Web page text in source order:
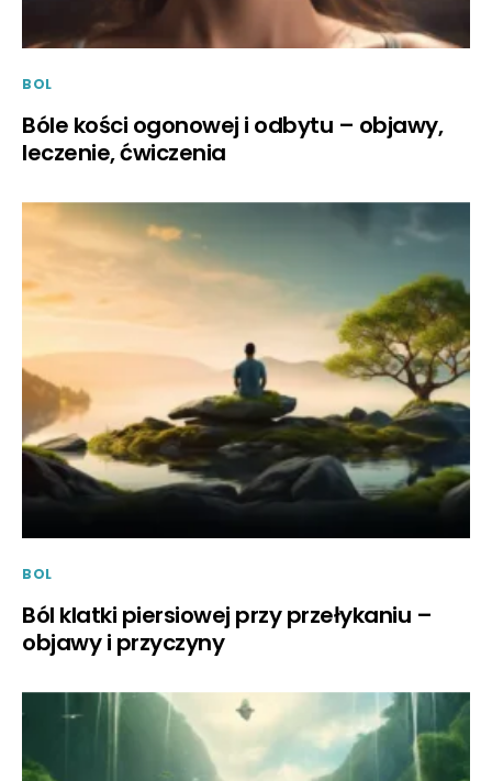
BOL
Bóle kości ogonowej i odbytu – objawy,
leczenie, ćwiczenia
BOL
Ból klatki piersiowej przy przełykaniu –
objawy i przyczyny